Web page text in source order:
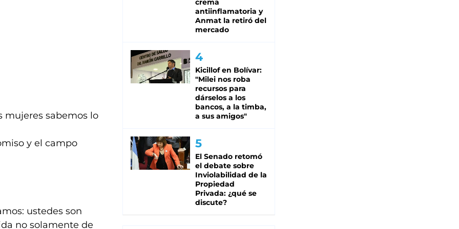
mujeres sabemos lo
y el campo
ustedes son
no solamente de
crema
antiinflamatoria y
Anmat la retiró del
mercado
Kicillof en Bolívar:
"Milei nos roba
recursos para
dárselos a los
bancos, a la timba,
a sus amigos"
El Senado retomó
el debate sobre
Inviolabilidad de la
Propiedad
Privada: ¿qué se
discute?